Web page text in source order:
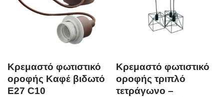
Κρεμαστό φωτιστικό
οροφής Καφέ βιδωτό
E27 C10
Κρεμαστό φωτιστικό
οροφής τριπλό
τετράγωνο –